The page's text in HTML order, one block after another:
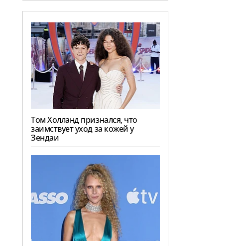
Том Холланд признался, что
заимствует уход за кожей у
Зендаи